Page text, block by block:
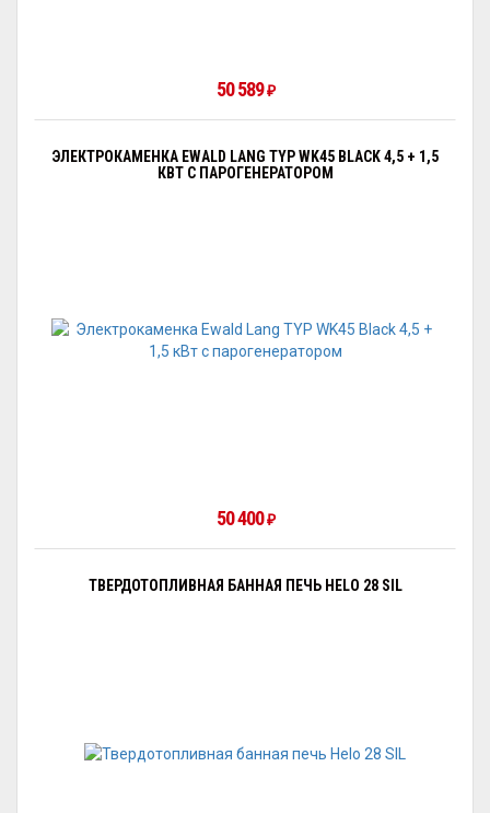
50 589 ₽
ЭЛЕКТРОКАМЕНКА EWALD LANG TYP WK45 BLACK 4,5 + 1,5
КВТ С ПАРОГЕНЕРАТОРОМ
50 400 ₽
ТВЕРДОТОПЛИВНАЯ БАННАЯ ПЕЧЬ HELO 28 SIL